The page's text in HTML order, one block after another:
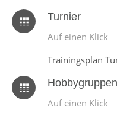
Turnier
Auf einen Klick
Trainingsplan
Auf einen Klick